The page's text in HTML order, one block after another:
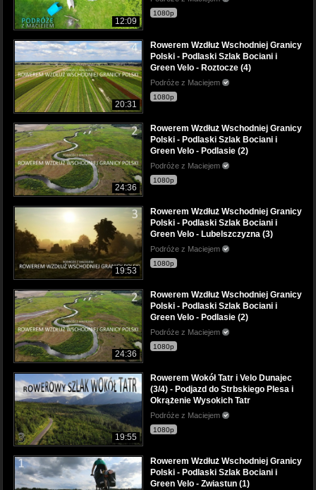
12:09
1080p
20:31
Rowerem Wzdłuż Wschodniej Granicy
Polski - Podlaski Szlak Bociani i
Green Velo - Roztocze (4)
Podróże z Maciejem
1080p
24:36
Rowerem Wzdłuż Wschodniej Granicy
Polski - Podlaski Szlak Bociani i
Green Velo - Podlasie (2)
Podróże z Maciejem
1080p
19:53
Rowerem Wzdłuż Wschodniej Granicy
Polski - Podlaski Szlak Bociani i
Green Velo - Lubelszczyzna (3)
Podróże z Maciejem
1080p
24:36
Rowerem Wzdłuż Wschodniej Granicy
Polski - Podlaski Szlak Bociani i
Green Velo - Podlasie (2)
Podróże z Maciejem
1080p
19:55
Rowerem Wokół Tatr i Velo Dunajec
(3/4) - Podjazd do Strbskiego Plesa i
Okrążenie Wysokich Tatr
Podróże z Maciejem
1080p
Rowerem Wzdłuż Wschodniej Granicy
Polski - Podlaski Szlak Bociani i
Green Velo - Zwiastun (1)